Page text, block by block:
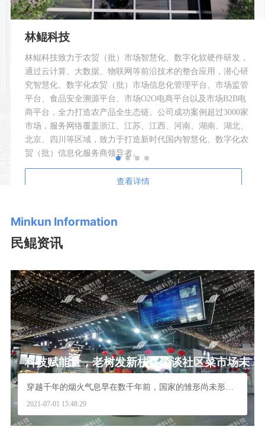
林鲲科技
林鲲科技致力于农贸（批）市场智慧化、数字化软硬件研发，
通过云计算、大数据、物联网等前沿技术的整合应用，潜心研
究智慧化、数字化农贸（批）市场信息化管理平台、市场监管
平台、食品安全溯源平台、市场O2O电商平台以及市场B2B电
商平台，全力打造农产品全生态链。公司成功案例超过3000家
市场，服务网络覆盖浙江、江苏、江西、河南、湖南、湖北、
北京、四川等区域，致力于打造新时代国内智慧化、数字化农
贸（批）信息化服务商领导者。
查看详情
Minkun Information
民鲲资讯
科技赋能量，老树发新枝—谈谈社区菜市场未
来的发展方向
穿越千年的烟火气息早在数千年前，国家的雏形尚未形成...
2021-07-01 15:48:29